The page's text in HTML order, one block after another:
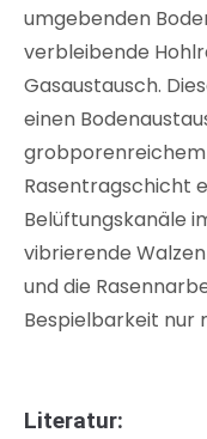
umgebenden
verbleibende
Gasaustausch.
einen
Rasentragschicht
Belüftungskanäle
vibrierende
und die
Bespielbarkeit nur
Literatur: